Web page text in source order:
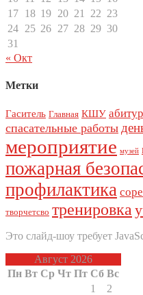
17 18 19 20 21 22 23
24 25 26 27 28 29 30
31
« Окт
Метки
Гаситель Главная КШУ
спасательные работы
мероприятие музей
пожарная
профилактика
творчетсво тренировка
Это слайд-шоу требует
Август 2026
Пн Вт Ср Чт Пт Сб Вс
1
2